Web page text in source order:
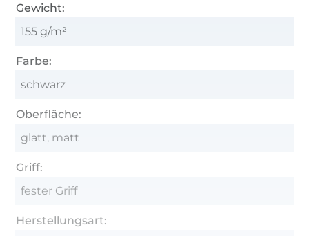
Gewicht:
155 g/m²
Farbe:
schwarz
Oberfläche:
glatt, matt
Griff:
fester Griff
Herstellungsart: